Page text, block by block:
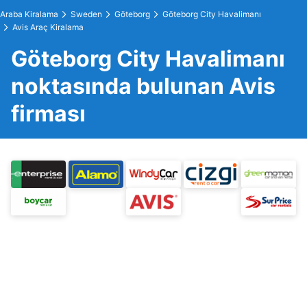
Araba Kiralama Sweden Göteborg
Göteborg City Havalimanı
Avis Araç Kiralama
Göteborg City Havalimanı
noktasında bulunan Avis
firması